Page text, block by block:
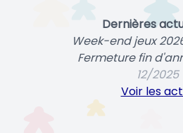
Dernières
Week-end jeux
Fermeture fin
12/2025
Voir les